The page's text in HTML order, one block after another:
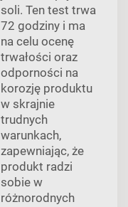
soli. Ten test trwa
72 godziny i ma
na celu ocenę
trwałości oraz
odporności na
korozję produktu
w skrajnie
trudnych
warunkach,
zapewniając, że
produkt radzi
sobie w
różnorodnych